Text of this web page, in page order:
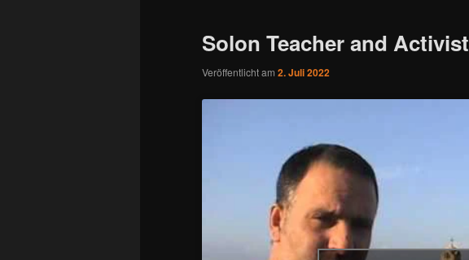
Solon Teacher and Activist
Veröffentlicht am 2. Juli 2022